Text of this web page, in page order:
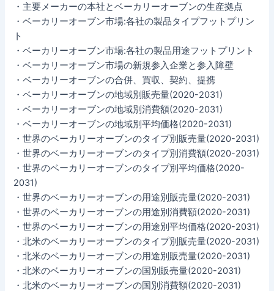
・主要メーカーの本社とベーカリーオーブンの生産拠点
・ベーカリーオーブン市場:各社の製品タイプフットプリン
ト
・ベーカリーオーブン市場:各社の製品用途フットプリント
・ベーカリーオーブン市場の新規参入企業と参入障壁
・ベーカリーオーブンの合併、買収、契約、提携
・ベーカリーオーブンの地域別販売量(2020-2031)
・ベーカリーオーブンの地域別消費額(2020-2031)
・ベーカリーオーブンの地域別平均価格(2020-2031)
・世界のベーカリーオーブンのタイプ別販売量(2020-2031)
・世界のベーカリーオーブンのタイプ別消費額(2020-2031)
・世界のベーカリーオーブンのタイプ別平均価格(2020-
2031)
・世界のベーカリーオーブンの用途別販売量(2020-2031)
・世界のベーカリーオーブンの用途別消費額(2020-2031)
・世界のベーカリーオーブンの用途別平均価格(2020-2031)
・北米のベーカリーオーブンのタイプ別販売量(2020-2031)
・北米のベーカリーオーブンの用途別販売量(2020-2031)
・北米のベーカリーオーブンの国別販売量(2020-2031)
・北米のベーカリーオーブンの国別消費額(2020-2031)